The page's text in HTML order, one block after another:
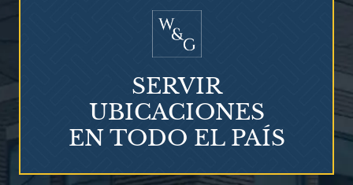
SERVIR
UBICACIONES
EN TODO EL PAÍS